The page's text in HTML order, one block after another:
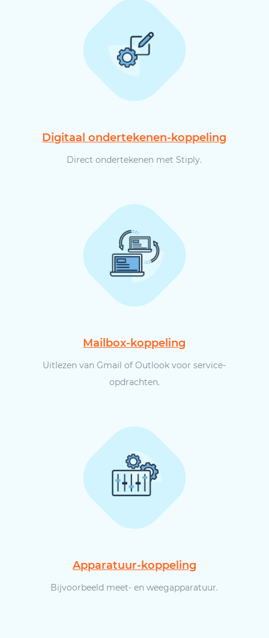
Digitaal ondertekenen-koppeling
Direct ondertekenen met Stiply.
Mailbox-koppeling
Uitlezen van Gmail of Outlook voor service-
opdrachten.
Apparatuur-koppeling
Bijvoorbeeld meet- en weegapparatuur.